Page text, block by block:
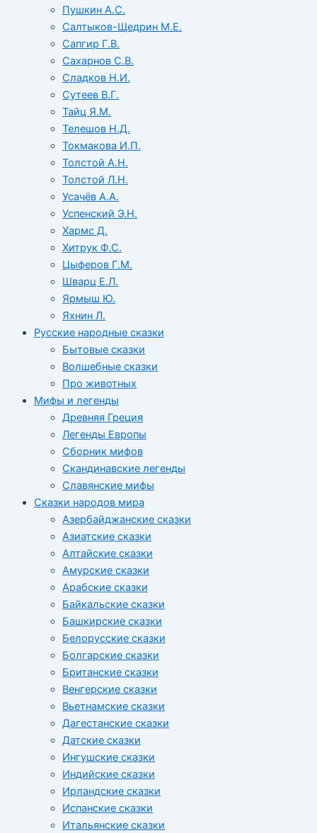
Пушкин А.С.
Салтыков-Щедрин М.Е.
Сапгир Г.В.
Сахарнов С.В.
Сладков Н.И.
Сутеев В.Г.
Тайц Я.М.
Телешов Н.Д.
Токмакова И.П.
Толстой А.Н.
Толстой Л.Н.
Усачёв А.А.
Успенский Э.Н.
Хармс Д.
Хитрук Ф.С.
Цыферов Г.М.
Шварц Е.Л.
Ярмыш Ю.
Яхнин Л.
Русские народные сказки
Бытовые сказки
Волшебные сказки
Про животных
Мифы и легенды
Древняя Греция
Легенды Европы
Сборник мифов
Скандинавские легенды
Славянские мифы
Сказки народов мира
Азербайджанские сказки
Азиатские сказки
Алтайские сказки
Амурские сказки
Арабские сказки
Байкальские сказки
Башкирские сказки
Белорусские сказки
Болгарские сказки
Британские сказки
Венгерские сказки
Вьетнамские сказки
Дагестанские сказки
Датские сказки
Ингушские сказки
Индийские сказки
Ирландские сказки
Испанские сказки
Итальянские сказки